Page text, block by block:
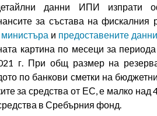
данни ИПИ изпрати
за състава на фискалния
и предоставените данни
картина по месеци за
г. При общ размер на
по банкови сметки на
за средства от ЕС, е малко над
в Сребърния фонд.